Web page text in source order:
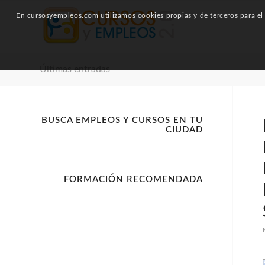
Últimas entradas
BUSCA EMPLEOS Y CURSOS EN TU
CIUDAD
FORMACIÓN RECOMENDADA
En cursosyempleos.com utilizamos cookies propias y de terceros para